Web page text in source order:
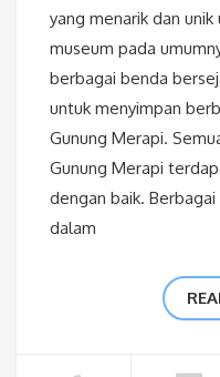
yang menarik dan
museum pada
berbagai benda
untuk menyimpan
Gunung Merapi.
Gunung Merapi
dengan baik.
dalam